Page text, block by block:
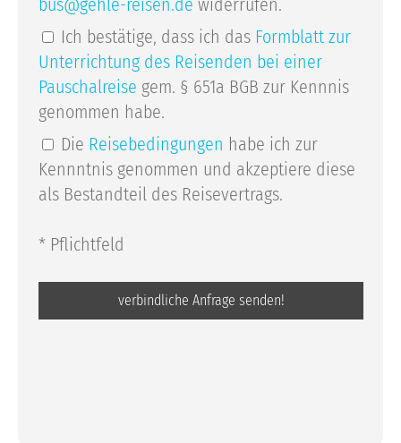
bus
gehle-reisen.de widerrufen.
Ich bestätige, dass ich das Formblatt zur
Unterrichtung des Reisenden bei einer
Pauschalreise gem. § 651a BGB zur Kennnis
genommen habe.
Die Reisebedingungen habe ich zur
Kennntnis genommen und akzeptiere diese
als Bestandteil des Reisevertrags.
* Pflichtfeld